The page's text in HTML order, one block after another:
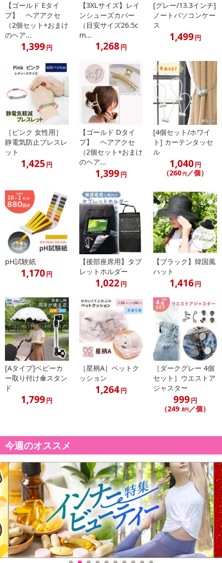
【ゴールド Eタイ
プ】 ヘアアクセ
（2個セット+おまけ
のヘア...
1,399円
【3XLサイズ】レイ
ンシューズカバー
（目安サイズ26.5c
m...
1,268円
[グレー/13.3インチ]
ノートパソコンケー
ス
1,499円
［ピンク 女性用］
静電気防止ブレスレ
ット
1,425 円
【ゴールド Dタイ
プ】 ヘアアクセ
（2個セット+おまけ
のヘア...
1,399円
[4個セット/ホワイ
ト] カーテンタッセ
ル
1,040円
（260 円／個）
pH試験紙
1,170円
【後部座席用】タブ
レットホルダー
1,022円
【ブラック】韓国風
ハット
1,416円
[Aタイプ]ベビーカ
ー取り付け傘スタン
ド
1,799円
［星柄A］ペットク
ッション
1,264円
［ダークグレー 4個
セット］ウエストア
ジャスター
999円
（249.8円／個）
今週のオススメ